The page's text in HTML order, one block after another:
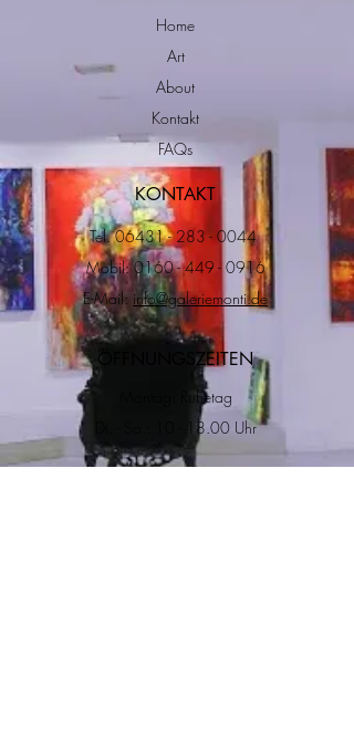
Home
Art
About
Kontakt
FAQs
KONTAKT
Tel.06431 - 283 - 0044
Mobil:0160 - 449 - 0916
E-Mail: info@galeriemonti.de
ÖFFNUNGSZEITEN
Montag: Ruhetag
Di. - So.: 10 - 18.00 Uhr